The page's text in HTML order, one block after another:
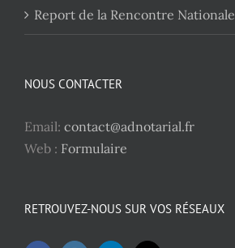
Report de la Rencontre Nationale
NOUS CONTACTER
Email: contact@adnotarial.fr
Web : Formulaire
RETROUVEZ-NOUS SUR VOS RÉSEAUX